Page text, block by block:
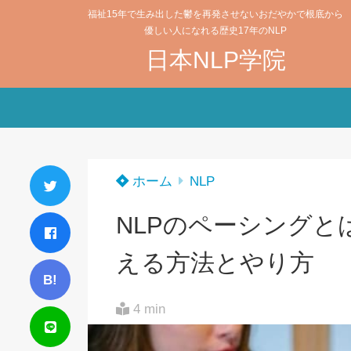
福祉15年で生み出した鬱を再発させないおだやかで根底から
優しい人になれる歴史17年のNLP
日本NLP学院
B!
ホーム NLP
NLPのペーシングと
える方法とやり方
4 min